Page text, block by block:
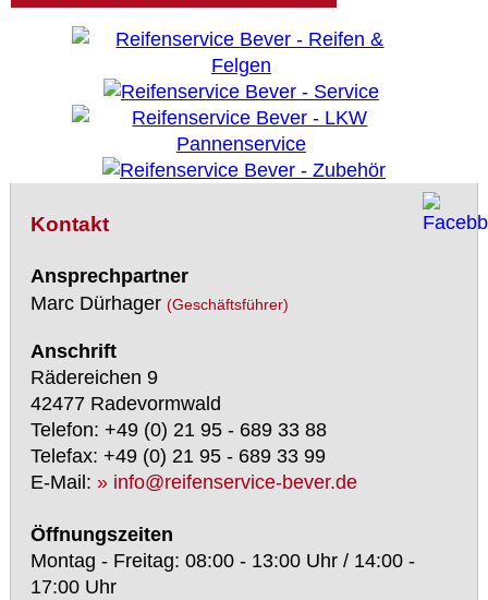
Kontakt
Ansprechpartner
Marc Dürhager (Geschäftsführer)
Anschrift
Rädereichen 9
42477 Radevormwald
Telefon: +49 (0) 21 95 - 689 33 88
Telefax: +49 (0) 21 95 - 689 33 99
E-Mail: » info@reifenservice-bever.de
Öffnungszeiten
Montag - Freitag: 08:00 - 13:00 Uhr / 14:00 -
17:00 Uhr